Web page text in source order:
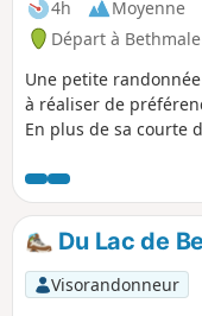
4h
Moyenne
Départ à
Une petite
à réaliser de
En plus de sa courte
paysages
rendez-vous
cabane de Campuls.
succès en été, mais
fréquenté en hiver.
Du Lac de
Visorandonneur